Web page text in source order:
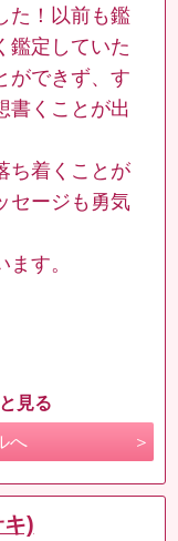
た！以前も鑑
鑑定していた
ができず、す
書くことが出
ち着くことが
セージも勇気
す。
見る
へ
)